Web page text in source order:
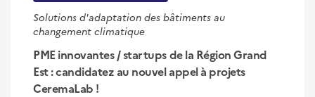
Solutions d'adaptation des bâtiments au
changement climatique
PME innovantes / startups de la Région Grand
Est : candidatez au nouvel appel à projets
CeremaLab !